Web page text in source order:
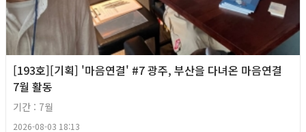
[193호][기획] '마음연결' #7 광주, 부산을 다녀온 마음연결
7월 활동
기간 : 7월
2026-08-03 18:13